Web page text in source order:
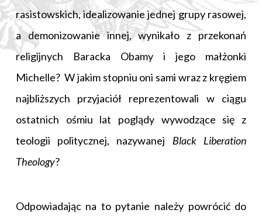
rasistowskich, idealizowanie jednej grupy rasowej,
a demonizowanie innej, wynikało z przekonań
religijnych Baracka Obamy i jego małżonki
Michelle? W jakim stopniu oni sami wraz z kręgiem
najbliższych przyjaciół reprezentowali w ciągu
ostatnich ośmiu lat poglądy wywodzące się z
teologii politycznej, nazywanej Black Liberation
Theology?
Odpowiadając na to pytanie należy powrócić do